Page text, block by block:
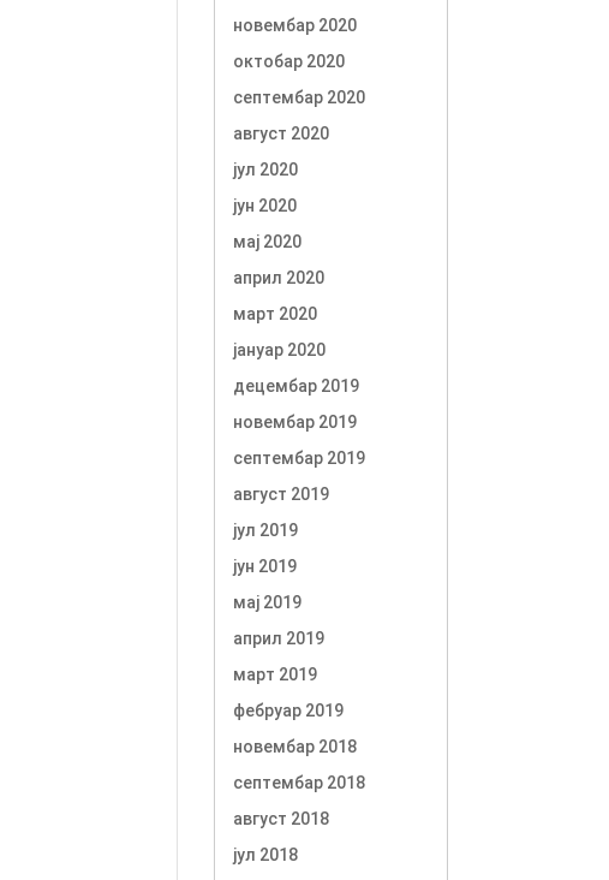
новембар 2020
октобар 2020
септембар 2020
август 2020
јул 2020
јун 2020
мај 2020
април 2020
март 2020
јануар 2020
децембар 2019
новембар 2019
септембар 2019
август 2019
јул 2019
јун 2019
мај 2019
април 2019
март 2019
фебруар 2019
новембар 2018
септембар 2018
август 2018
јул 2018